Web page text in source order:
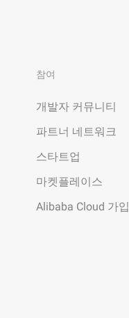
참여
개발자 커뮤니티
파트너 네트워크
스타트업
마켓플레이스
Alibaba Cloud 가입